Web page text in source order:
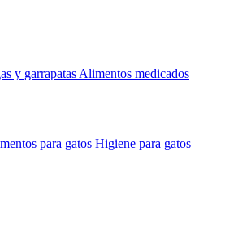
y garrapatas Alimentos medicados
para gatos Higiene para gatos